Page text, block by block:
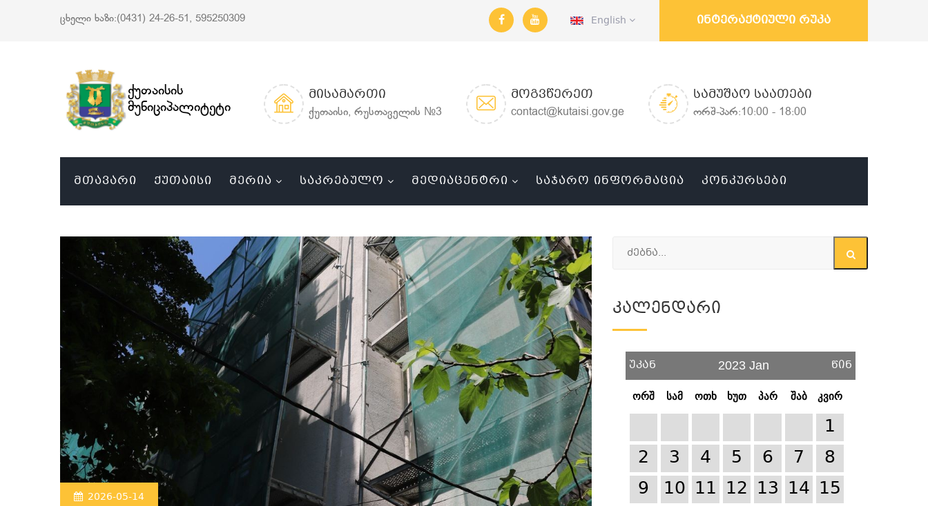
ცხელი ხაზი:(0431) 24-26-51, 595250309 English ინტერაქტიული რუკა
ქუთაისის
მუნიციპალიტეტი
ᲛᲘᲡᲐᲛᲐᲠᲗᲘ
ქუთაისი, რუსთაველის №3
ᲛᲝᲒᲕᲬᲔᲠᲔᲗ
contact@kutaisi.gov.ge
ᲡᲐᲛᲣᲨᲐᲝ ᲡᲐᲐᲗᲔᲑᲘ
ორშ-პარ:10:00 - 18:00
ᲛᲗᲐᲕᲐᲠᲘ ᲥᲣᲗᲐᲘᲡᲘ ᲛᲔᲠᲘᲐ ᲡᲐᲙᲠᲔᲑᲣᲚᲝ ᲛᲔᲓᲘᲐᲪᲔᲜᲢᲠᲘ ᲡᲐᲯᲐᲠᲝ ᲘᲜᲤᲝᲠᲛᲐᲪᲘᲐ ᲙᲝᲜᲙᲣᲠᲡᲔᲑᲘ
2026-05-14
Კალენდარი
უკან 2023 Jan წინ
ორშ სამ ოთხ ხუთ პარ შაბ კვირ
1
2
3 4 5 6 7
8
9
10 11 12 13 14 15